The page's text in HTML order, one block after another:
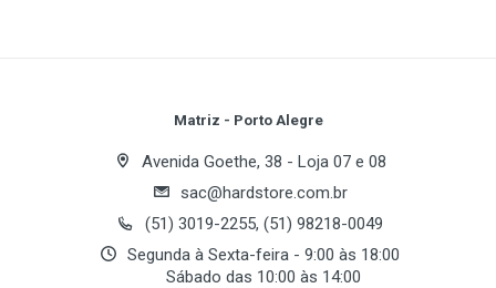
Velocidade
Your Name
Email Address
Matriz - Porto Alegre
Avenida Goethe, 38 - Loja 07 e 08
sac@hardstore.com.br
(51) 3019-2255, (51) 98218-0049
Segunda à Sexta-feira - 9:00 às 18:00
Sábado das 10:00 às 14:00